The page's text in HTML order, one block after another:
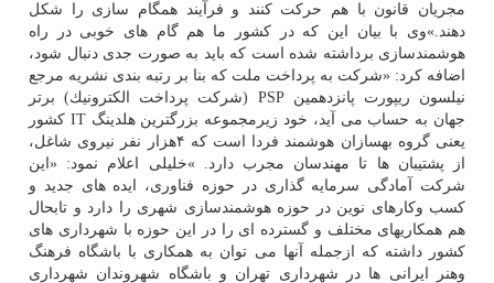
مجریان قانون با هم حركت كنند و فرآیند همگام سازی را شكل
دهند.»وی با بیان این كه در كشور ما هم گام های خوبی در راه
هوشمندسازی برداشته شده است كه باید به صورت جدی دنبال شود،
اضافه كرد: «شركت به پرداخت ملت كه بنا بر رتبه بندی نشریه مرجع
نیلسون ریپورت پانزدهمین PSP (شركت پرداخت الكترونیك) برتر
جهان به حساب می آید، خود زیرمجموعه بزرگترین هلدینگ IT كشور
یعنی گروه بهسازان هوشمند فردا است كه ۴هزار نفر نیروی شاغل،
از پشتیبان ها تا مهندسان مجرب دارد. »خلیلی اعلام نمود: «این
شركت آمادگی سرمایه گذاری در حوزه فناوری، ایده های جدید و
كسب وكارهای نوین در حوزه هوشمندسازی شهری را دارد و تابحال
هم همكاریهای مختلف و گسترده ای را در این حوزه با شهرداری های
كشور داشته كه ازجمله آنها می توان به همكاری با باشگاه فرهنگ
وهنر ایرانی ها در شهرداری تهران و باشگاه شهروندان شهرداری